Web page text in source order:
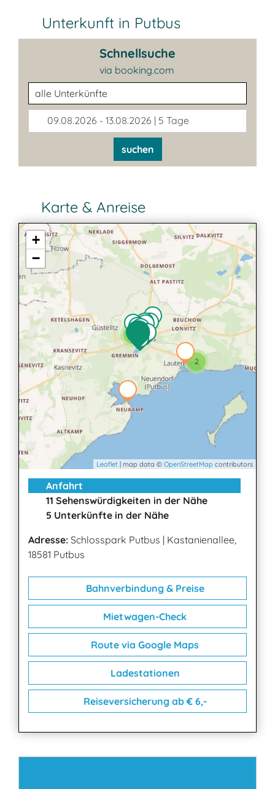
Unterkunft in Putbus
Schnellsuche
via booking.com
Unterkunftsart
09.08.2026 - 13.08.2026 | 5 Tage
suchen
Karte & Anreise
2
+
−
Leaflet | map data © OpenStreetMap contributors
Anfahrt
11 Sehenswürdigkeiten in der Nähe
5 Unterkünfte in der Nähe
Adresse: Schlosspark Putbus | Kastanienallee,
18581 Putbus
Bahnverbindung & Preise
Mietwagen-Check
Route via Google Maps
Ladestationen
Reiseversicherung ab € 6,-